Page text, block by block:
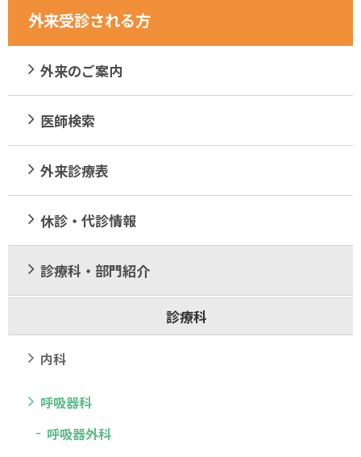
外来受診される方
外来のご案内
医師検索
外来診療表
休診・代診情報
診療科・部門紹介
診療科
内科
呼吸器科
呼吸器外科